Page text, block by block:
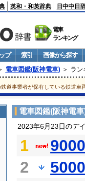
英和・和英辞典 日中中日
電車
ランキング
プ 索引
画像から探す
電車図鑑(阪神電車)＞ ラン
道事業者が保有している鉄道車
電車図鑑(阪神電
2023年6月23日のデ
1
2